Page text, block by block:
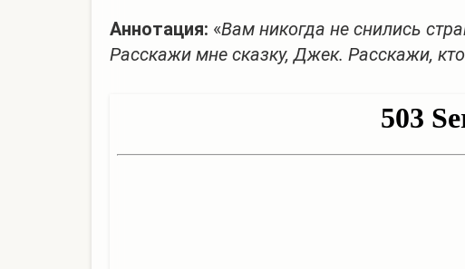
Аннотация: «Вам никогда не снились
Расскажи мне сказку, Джек. Расскажи,